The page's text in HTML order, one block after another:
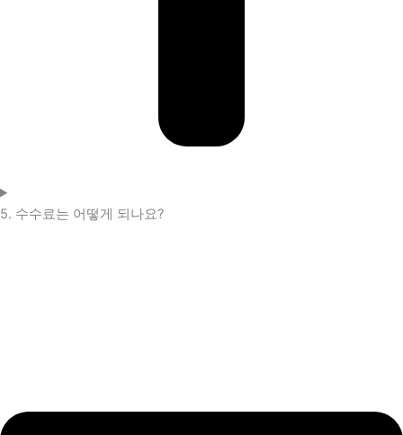
5. 수수료는 어떻게 되나요?